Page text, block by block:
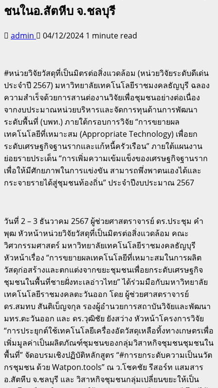
ชนในอ.สัตหีบ จ.ชลบุรี
admin 04/12/2024 1 minute read
#หน่วยวิจัยวัสดุที่เป็นมิตรต่อสิ่งแวดล้อม (หน่วยวิจัยระดับดีเด่น
ประจำปี 2567) มหาวิทยาลัยเทคโนโลยีราชมงคลธัญบุรี ฉลอง
ความสำเร็จด้วยการสานต่องานวิจัยเพื่อชุมชนอย่างต่อเนื่อง
จากงบประมาณหน่วยบริหารและจัดการทุนด้านการพัฒนา
ระดับพื้นที่ (บพท.) ภายใต้กรอบการวิจัย “การขยายผล
เทคโนโลยีที่เหมาะสม (Appropriate Technology) เพื่อยก
ระดับเศรษฐกิจฐานรากและแก้หนี้ครัวเรือน” ภายใต้แผนงาน
ย่อยรายประเด็น “การเพิ่มความเข้มแข็งของเศรษฐกิจฐานราก
เพื่อให้มีศักยภาพในการแข่งขัน สามารถพึ่งพาตนเองได้และ
กระจายรายได้สู่ชุมชนท้องถิ่น” ประจำปีงบประมาณ 2567
วันที่ 2 – 3 ธันวาคม 2567 ผู้ช่วยศาสตราจารย์ ดร.ประชุม คำ
พุฒ หัวหน้าหน่วยวิจัยวัสดุที่เป็นมิตรต่อสิ่งแวดล้อม คณะ
วิศวกรรมศาสตร์ มหาวิทยาลัยเทคโนโลยีราชมงคลธัญบุรี
หัวหน้าเรื่อง “การขยายผลเทคโนโลยีที่เหมาะสมในการผลิต
วัสดุก่อสร้างและตกแต่งจากขยะชุมชนเพื่อยกระดับเศรษฐกิจ
ชุมชนในพื้นที่ชายฝั่งทะเลอ่าวไทย” ได้ร่วมมือกับมหาวิทยาลัย
เทคโนโลยีราชมงคลตะวันออก โดย ผู้ช่วยศาสตราจารย์
ดร.สมทบ สันติเบ็ญจกุล รองผู้อำนวยการสถาบันวิจัยและพัฒนา
มทร.ตะวันออก และ ดร.วุฒิชัย ยังสว่าง หัวหน้าโครงการวิจัย
“การประยุกต์ใช้เทคโนโลยีเครื่องอัดวัสดุเหลือทิ้งทางเกษตรเพื่อ
เพิ่มมูลค่าเป็นผลิตภัณฑ์ชุมชนของกลุ่มวิสาหกิจชุมชนชุมชนใน
พื้นที่” จัดอบรมเชิงปฏิบัติหลักสูตร “#การยกระดับความเป็นนวัต
กรชุมชน ด้วย Watpon.tools” ณ ว.โชคชัย รีสอร์ท แสมสาร
อ.สัตหีบ จ.ชลบุรี และ วิสาหกิจชุมชนกลุ่มเปลี่ยนขยะให้เป็น